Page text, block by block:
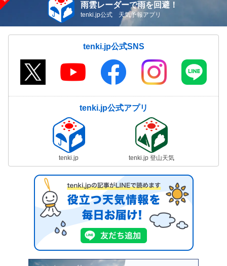
雨雲レーダーで雨を回避！
tenki.jp公式 天気予報アプリ
tenki.jp公式SNS
tenki.jp公式アプリ
tenki.jp tenki.jp 登山天気